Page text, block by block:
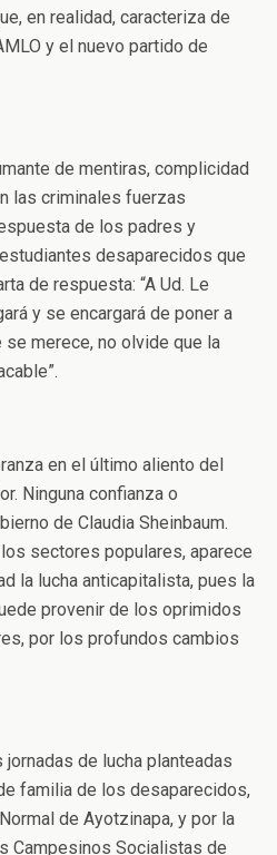
en realidad, caracteriza de
y el nuevo partido de
de mentiras, complicidad
las criminales fuerzas
de los padres y
desaparecidos que
de respuesta: “A Ud. Le
y se encargará de poner a
se merece, no olvide que la
en el último aliento del
Ninguna confianza o
de Claudia Sheinbaum.
sectores populares, aparece
la lucha anticapitalista, pues la
provenir de los oprimidos
por los profundos cambios
de lucha planteadas
familia de los desaparecidos,
de Ayotzinapa, y por la
Campesinos Socialistas de